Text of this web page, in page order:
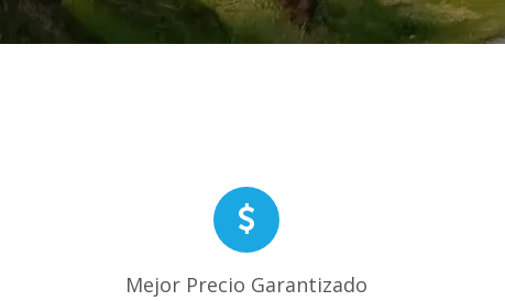
Mejor Precio Garantizado